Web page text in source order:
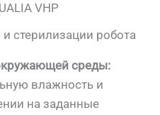
VHP
стерилизации робота
среды:
влажность и
на заданные